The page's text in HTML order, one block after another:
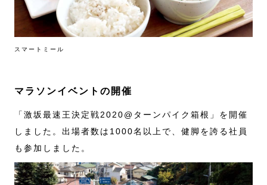
スマートミール
マラソンイベントの開催
「激坂最速王決定戦2020@ターンパイク箱根」を開催
しました。出場者数は1000名以上で、健脚を誇る社員
も参加しました。